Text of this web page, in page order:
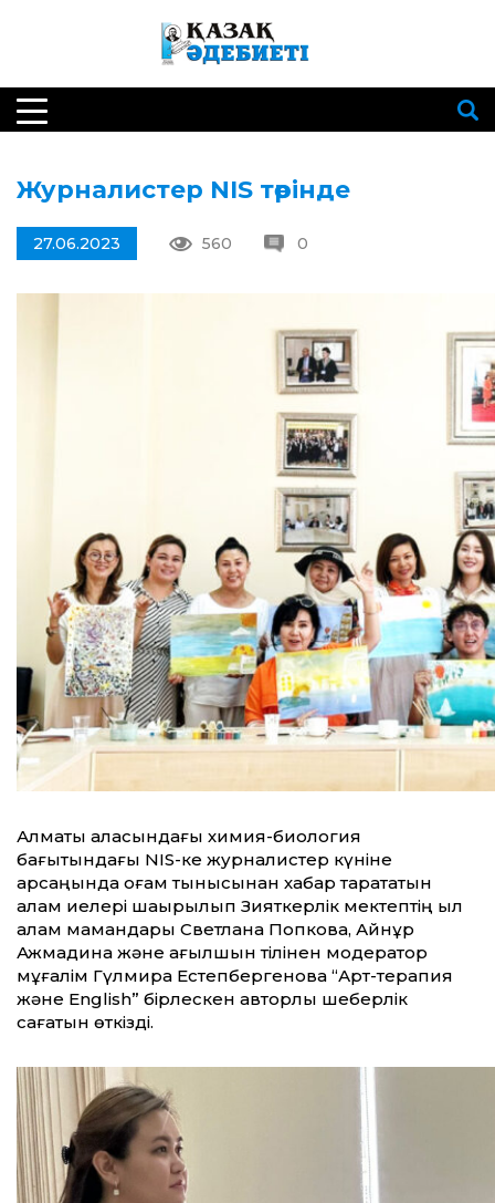
Журналистер NIS төрінде
27.06.2023 560 0
Алматы қаласындағы химия-биология
бағытындағы NIS-ке журналистер күніне
қарсаңында қоғам тынысынан хабар тарататын
қалам иелері шақырылып Зияткерлік мектептің қыл
қалам мамандары Светлана Попкова, Айнұр
Ажмадина және ағылшын тілінен модератор
мұғалім Гүлмира Естепбергенова “Арт-терапия
және English” бірлескен авторлық шеберлік
сағатын өткізді.